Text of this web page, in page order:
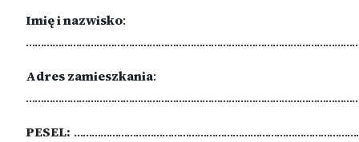
Imię i nazwisko:
Adres zamieszkania:
PESEL: